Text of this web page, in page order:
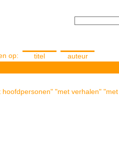
op: titel auteur
"met verhalen"